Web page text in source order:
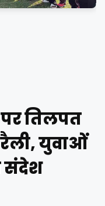
पर तिलपत
युवाओं
संदेश